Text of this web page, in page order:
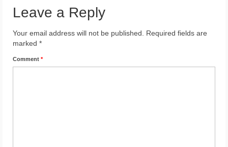
Leave a Reply
Your email address will not be published.
Required fields are
marked *
Comment *